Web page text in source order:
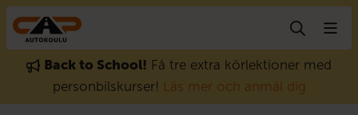
Gå till innehåll
Back to School! Få tre extra körlektioner med
personbilskurser! Läs mer och anmäl dig